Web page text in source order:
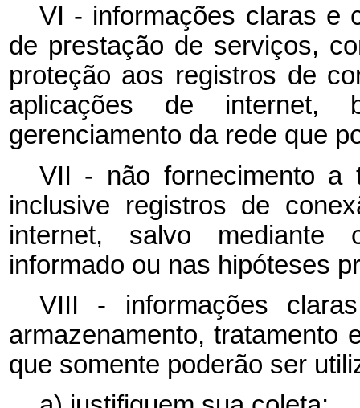
VI - informações claras e
de prestação de serviços,
proteção aos registros de
aplicações de internet,
gerenciamento da rede que
VII - não fornecimento a
inclusive registros de
internet, salvo mediante
informado ou nas hipóteses
VIII - informações
armazenamento, tratamento
que somente poderão ser